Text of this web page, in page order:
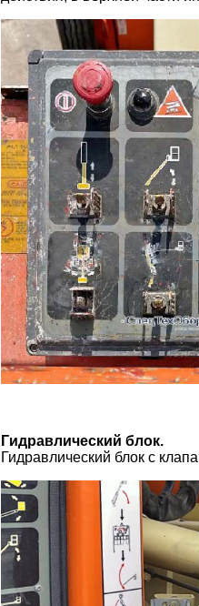
Гидравлический блок.
Гидравлический блок с